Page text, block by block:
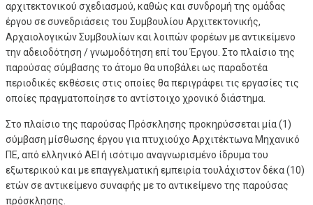
αρχιτεκτονικού σχεδιασμού, καθώς και συνδρομή της ομάδας
έργου σε συνεδριάσεις του Συμβουλίου Αρχιτεκτονικής,
Αρχαιολογικών Συμβουλίων και λοιπών φορέων με αντικείμενο
την αδειοδότηση / γνωμοδότηση επί του Έργου. Στο πλαίσιο της
παρούσας σύμβασης το άτομο θα υποβάλει ως παραδοτέα
περιοδικές εκθέσεις στις οποίες θα περιγράφει τις εργασίες τις
οποίες πραγματοποίησε το αντίστοιχο χρονικό διάστημα.
Στο πλαίσιο της παρούσας Πρόσκλησης προκηρύσσεται μία (1)
σύμβαση μίσθωσης έργου για πτυχιούχο Αρχιτέκτωνα Μηχανικό
ΠΕ, από ελληνικό ΑΕΙ ή ισότιμο αναγνωρισμένο ίδρυμα του
εξωτερικού και με επαγγελματική εμπειρία τουλάχιστον δέκα (10)
ετών σε αντικείμενο συναφής με το αντικείμενο της παρούσας
πρόσκλησης.